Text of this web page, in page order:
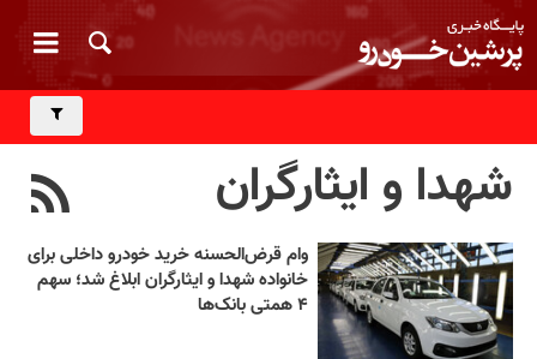
شهدا و ایثارگران
وام قرض‌الحسنه خرید خودرو داخلی برای
خانواده شهدا و ایثارگران ابلاغ شد؛ سهم
۴ همتی بانک‌ها